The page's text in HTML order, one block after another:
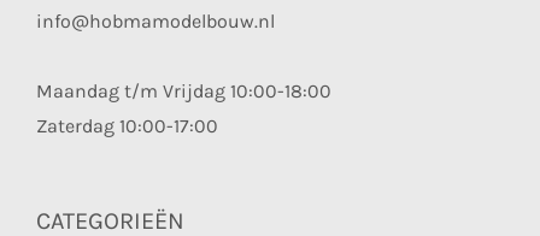
info@hobmamodelbouw.nl
Maandag t/m Vrijdag 10:00-18:00
Zaterdag 10:00-17:00
CATEGORIEËN